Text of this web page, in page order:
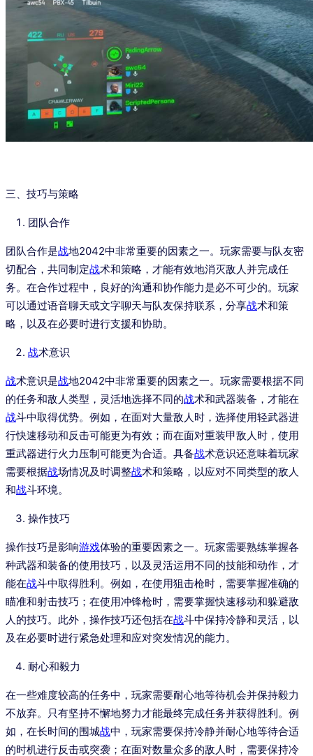
三、技巧与策略
团队合作
团队合作是战地2042中非常重要的因素之一。玩家需要与队友密
切配合，共同制定战术和策略，才能有效地消灭敌人并完成任
务。在合作过程中，良好的沟通和协作能力是必不可少的。玩家
可以通过语音聊天或文字聊天与队友保持联系，分享战术和策
略，以及在必要时进行支援和协助。
战术意识
战术意识是战地2042中非常重要的因素之一。玩家需要根据不同
的任务和敌人类型，灵活地选择不同的战术和武器装备，才能在
战斗中取得优势。例如，在面对大量敌人时，选择使用轻武器进
行快速移动和反击可能更为有效；而在面对重装甲敌人时，使用
重武器进行火力压制可能更为合适。具备战术意识还意味着玩家
需要根据战场情况及时调整战术和策略，以应对不同类型的敌人
和战斗环境。
操作技巧
操作技巧是影响游戏体验的重要因素之一。玩家需要熟练掌握各
种武器和装备的使用技巧，以及灵活运用不同的技能和动作，才
能在战斗中取得胜利。例如，在使用狙击枪时，需要掌握准确的
瞄准和射击技巧；在使用冲锋枪时，需要掌握快速移动和躲避敌
人的技巧。此外，操作技巧还包括在战斗中保持冷静和灵活，以
及在必要时进行紧急处理和应对突发情况的能力。
耐心和毅力
在一些难度较高的任务中，玩家需要耐心地等待机会并保持毅力
不放弃。只有坚持不懈地努力才能最终完成任务并获得胜利。例
如，在长时间的围城战中，玩家需要保持冷静并耐心地等待合适
的时机进行反击或突袭；在面对数量众多的敌人时，需要保持冷